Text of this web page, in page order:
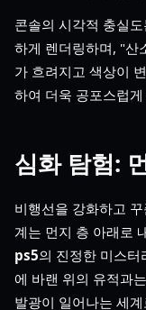
콘솔의 시각적 충실
하게 렌더링하며, "산
가 흐려지고 색상이
하여 더욱 공포스럽
심화 탐험:
비행선을 강화하고
계는 먼지 층 아래로
ps5의 진정한 미스
에 바랜 위의 유적과
발광이 일어나는 세